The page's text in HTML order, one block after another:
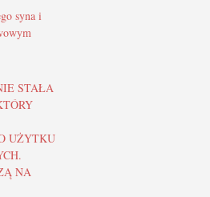
syna i
STAŁA
UŻYTKU
NA